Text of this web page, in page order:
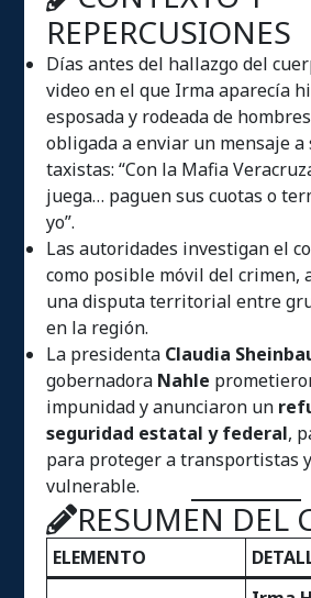
REPERCUSIONES
Días antes del hallazgo del
video en el que Irma aparecía
esposada y rodeada de
obligada a enviar un mensaje a
taxistas: “Con la Mafia
juega… paguen sus cuotas o
yo”.
Las autoridades investigan el
como posible móvil del crimen,
una disputa territorial entre
en la región.
La presidenta Claudia
gobernadora Nahle
impunidad y anunciaron un
seguridad estatal y federal,
para proteger a transportistas
vulnerable.
RESUMEN DEL
ELEMENTO